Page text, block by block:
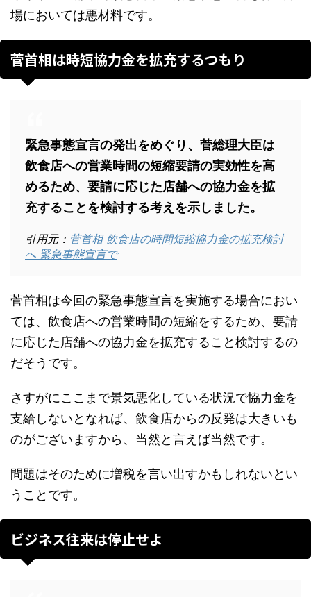
場においては悪材料です。
菅首相は時短協力金を拡充するつもり
緊急事態宣言の発出をめぐり、菅総理大臣は
飲食店への営業時間の短縮要請の実効性を高
めるため、要請に応じた店舗への協力金を拡
充することを検討する考えを示しました。
引用元： 菅首相 飲食店の時間短縮協力金の拡充検討
へ 緊急事態宣言で
菅首相は今回の緊急事態宣言を実施する場合におい
ては、飲食店への営業時間の短縮をするため、要請
に応じた店舗への協力金を拡充すること検討するの
だそうです。
さすがにここまで景気悪化している状況で協力金を
支給しないとなれば、飲食店からの反発は大きいも
のがございますから、当然と言えば当然です。
問題はそのために増税を言い出すかもしれないとい
うことです。
ビジネス往来は停止せよ